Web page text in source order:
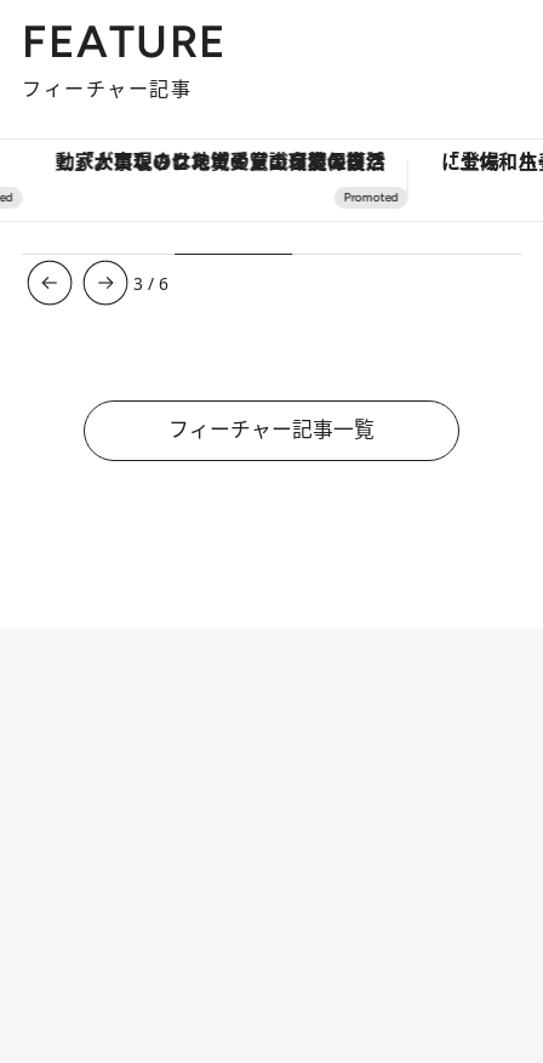
FEATURE
フィーチャー記事
「大事なのは地域の意識を変えること」。ロレックス賞受賞の自然保護活動家が実現させたナイジェリアの自然環境の復活
3 /6
フィーチャー記事一覧